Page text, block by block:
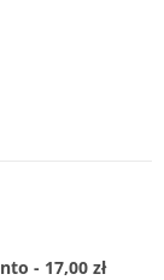
- 17,00 zł